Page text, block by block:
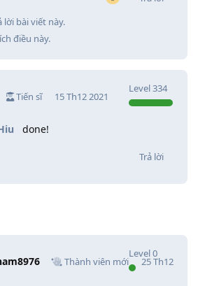
lời bài viết này.
điều này.
Tiến sĩ
Level334
15 Th12 2021
done!
Trả lời
Thành viên mới
Level0
25 Th12